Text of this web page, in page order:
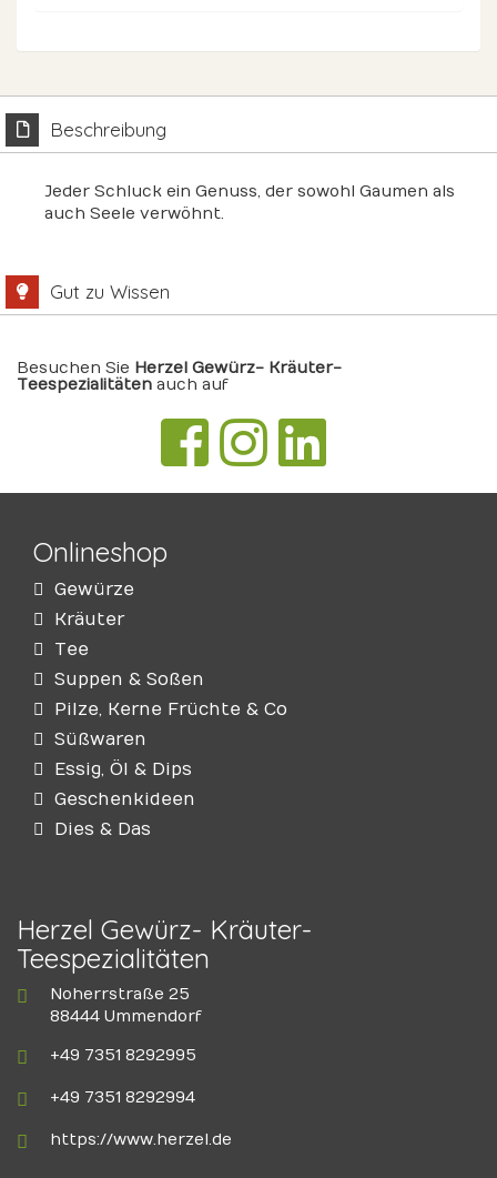
Beschreibung
Jeder Schluck ein Genuss, der sowohl Gaumen als
auch Seele verwöhnt.
Gut zu Wissen
Besuchen Sie Herzel Gewürz- Kräuter-
Teespezialitäten auch auf
Onlineshop
Gewürze
Kräuter
Tee
Suppen & Soßen
Pilze, Kerne Früchte & Co
Süßwaren
Essig, Öl & Dips
Geschenkideen
Dies & Das
Herzel Gewürz- Kräuter-
Teespezialitäten
Noherrstraße 25
88444 Ummendorf
+49 7351 8292995
+49 7351 8292994
https://www.herzel.de